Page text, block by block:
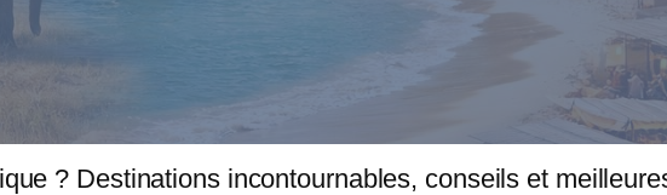
? Destinations incontournables, conseils et